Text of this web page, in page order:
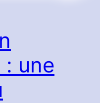
: une